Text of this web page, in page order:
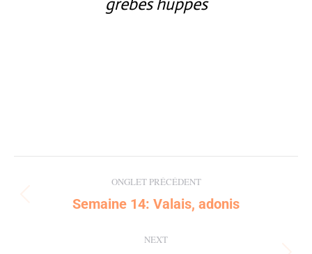
navigation
ONGLET PRÉCÉDENT
Previous
Semaine 14: Valais, adonis
NEXT